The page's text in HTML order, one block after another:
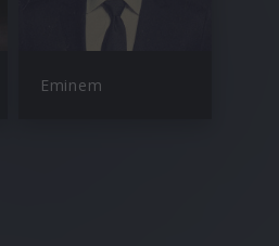
Eminem